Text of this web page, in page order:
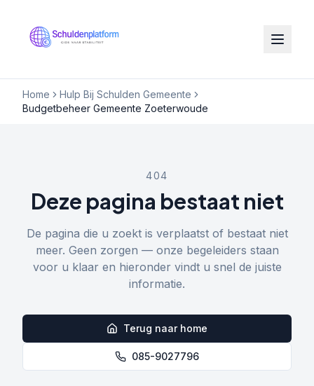
Home
Hulp Bij Schulden Gemeente
Budgetbeheer Gemeente Zoeterwoude
404
Deze pagina bestaat niet
De pagina die u zoekt is verplaatst of bestaat niet
meer. Geen zorgen — onze begeleiders staan
voor u klaar en hieronder vindt u snel de juiste
informatie.
Terug naar home
085-9027796